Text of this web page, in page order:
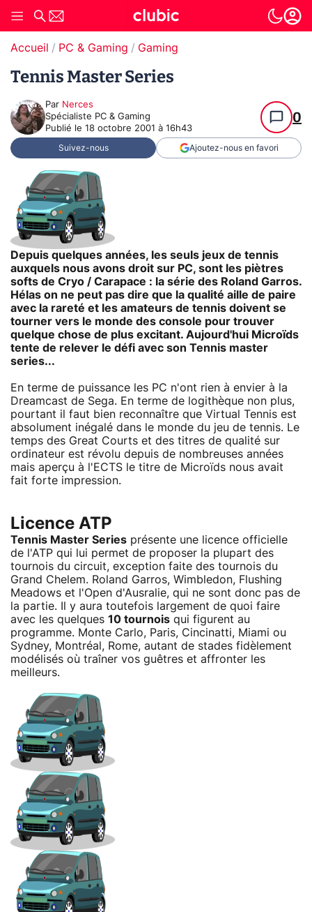
Accueil PC & Gaming Gaming
Tennis Master Series
Par Nerces
Spécialiste PC & Gaming
Publié le 18 octobre 2001 à 16h43
0
Suivez-nous Ajoutez-nous en favori
Depuis quelques années, les seuls jeux de tennis
auxquels nous avons droit sur PC, sont les piètres
softs de Cryo / Carapace : la série des Roland Garros.
Hélas on ne peut pas dire que la qualité aille de paire
avec la rareté et les amateurs de tennis doivent se
tourner vers le monde des console pour trouver
quelque chose de plus excitant. Aujourd'hui Microïds
tente de relever le défi avec son Tennis master
series...
En terme de puissance les PC n'ont rien à envier à la
Dreamcast de Sega. En terme de logithèque non plus,
pourtant il faut bien reconnaître que Virtual Tennis est
absolument inégalé dans le monde du jeu de tennis. Le
temps des Great Courts et des titres de qualité sur
ordinateur est révolu depuis de nombreuses années
mais aperçu à l'ECTS le titre de Microïds nous avait
fait forte impression.
Licence ATP
Tennis Master Series présente une licence officielle
de l'ATP qui lui permet de proposer la plupart des
tournois du circuit, exception faite des tournois du
Grand Chelem. Roland Garros, Wimbledon, Flushing
Meadows et l'Open d'Ausralie, qui ne sont donc pas de
la partie. Il y aura toutefois largement de quoi faire
avec les quelques 10 tournois qui figurent au
programme. Monte Carlo, Paris, Cincinatti, Miami ou
Sydney, Montréal, Rome, autant de stades fidèlement
modélisés où traîner vos guêtres et affronter les
meilleurs.